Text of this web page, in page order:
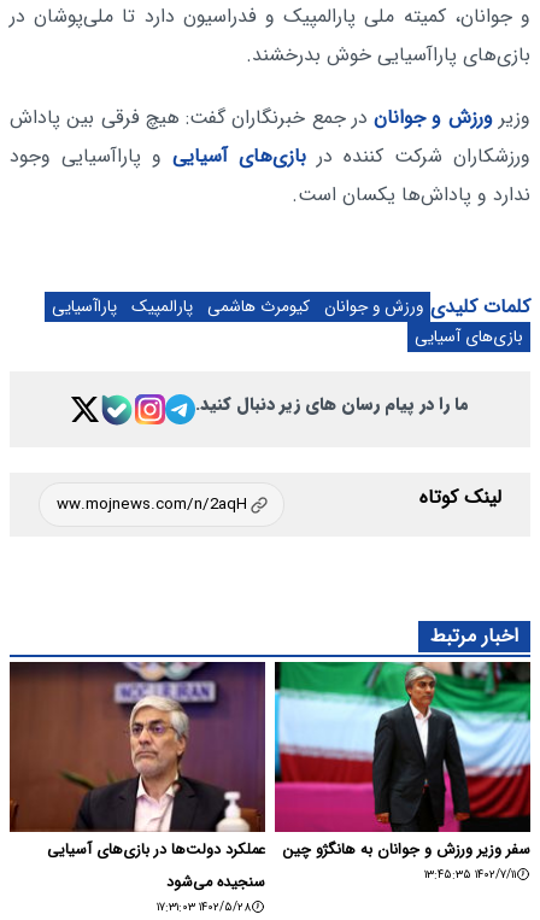
و جوانان، کمیته ملی پارالمپیک و فدراسیون دارد تا ملی‌پوشان در
بازی‌های پاراآسیایی خوش بدرخشند.
وزیرورزش و جواناندر جمع خبرنگاران گفت: هیچ فرقی بین پاداش
ورزشکاران شرکت کننده در بازی‌های آسیایی و پاراآسیایی وجود
ندارد و پاداش‌ها یکسان است.
کلمات کلیدی ورزش و جوانان کیومرث هاشمی پارالمپیک پاراآسیایی
بازی‌های آسیایی
ما را در پیام رسان های زیر دنبال کنید.
لینک کوتاه
اخبار مرتبط
سفر وزیر ورزش و جوانان به هانگژو چین
۱۴۰۲/۷/۱۱ ۱۳:۴۵:۳۵
عملکرد دولت‌ها در بازی‌های آسیایی
سنجیده می‌شود
۱۴۰۲/۵/۲۸ ۱۷:۳۱:۰۳